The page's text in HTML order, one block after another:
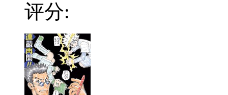
评分: